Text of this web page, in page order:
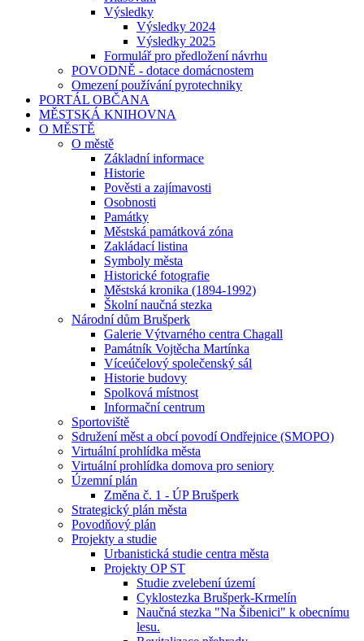
Výsledky
Výsledky 2024
Výsledky 2025
Formulář pro předložení návrhu
POVODNĚ - dotace domácnostem
Omezení používání pyrotechniky
PORTÁL OBČANA
MĚSTSKÁ KNIHOVNA
O MĚSTĚ
O městě
Základní informace
Historie
Pověsti a zajímavosti
Osobnosti
Památky
Městská památková zóna
Zakládací listina
Symboly města
Historické fotografie
Městská kronika (1894-1992)
Školní naučná stezka
Národní dům Brušperk
Galerie Výtvarného centra Chagall
Památník Vojtěcha Martínka
Víceúčelový společenský sál
Historie budovy
Spolková místnost
Informační centrum
Sportoviště
Sdružení měst a obcí povodí Ondřejnice (SMOPO)
Virtuální prohlídka města
Virtuální prohlídka domova pro seniory
Územní plán
Změna č. 1 - ÚP Brušperk
Strategický plán města
Povodňový plán
Projekty a studie
Urbanistická studie centra města
Projekty OP ST
Studie zvelebení území
Cyklostezka Brušperk-Krmelín
Naučná stezka "Na Šibenici" k obecnímu
lesu.